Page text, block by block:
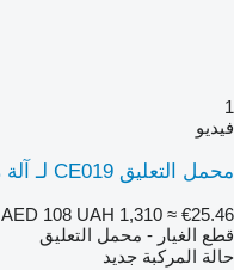
1
فيديو
محمل التعليق CE019 لـ آلة رش الأسمدة Amazone
AED 108 UAH 1,310 ≈ €25.46
قطع الغيار - محمل التعليق
حالة المركبة جديد